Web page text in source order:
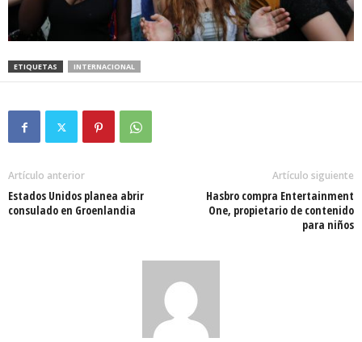
ETIQUETAS INTERNACIONAL
Artículo anterior
Estados Unidos planea abrir
consulado en Groenlandia
Artículo siguiente
Hasbro compra Entertainment
One, propietario de contenido
para niños